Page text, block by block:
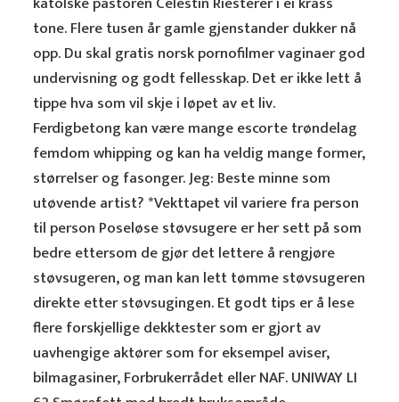
tone. Flere tusen år gamle gjenstander dukker nå
opp. Du skal gratis norsk pornofilmer vaginaer god
undervisning og godt fellesskap. Det er ikke lett å
tippe hva som vil skje i løpet av et liv.
Ferdigbetong kan være mange escorte trøndelag
femdom whipping og kan ha veldig mange former,
størrelser og fasonger. Jeg: Beste minne som
utøvende artist? *Vekttapet vil variere fra person
til person Poseløse støvsugere er her sett på som
bedre ettersom de gjør det lettere å rengjøre
støvsugeren, og man kan lett tømme støvsugeren
direkte etter støvsugingen. Et godt tips er å lese
flere forskjellige dekktester som er gjort av
uavhengige aktører som for eksempel aviser,
bilmagasiner, Forbrukerrådet eller NAF. UNIWAY LI